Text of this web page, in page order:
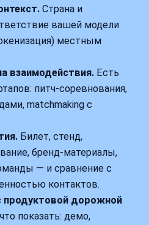
Страна и
вашей модели
местным
взаимодействия. Есть
питч‑соревнования,
matchmaking с
Билет, стенд,
бренд‑материалы,
— и сравнение с
контактов.
продуктовой дорожной
показать: демо,